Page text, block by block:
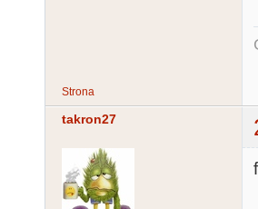
Strona
takron27